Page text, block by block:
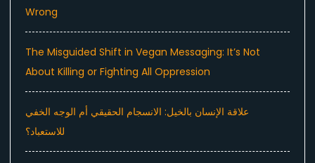
Wrong
The Misguided Shift in Vegan Messaging: It’s Not
About Killing or Fighting All Oppression
علاقة الإنسان بالخيل: الانسجام الحقيقي أم الوجه الخفي
للاستعباد؟